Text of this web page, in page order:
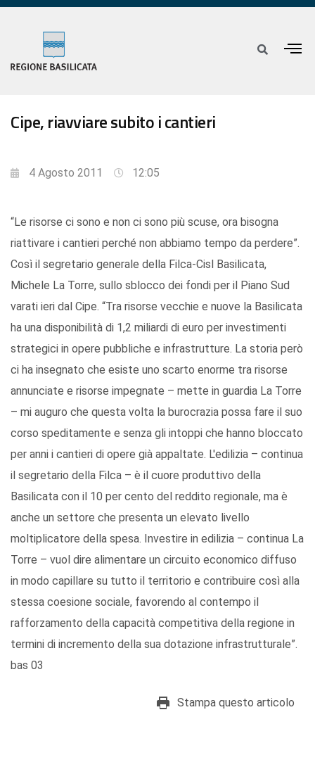
Cipe, riavviare subito i cantieri
4 Agosto 2011 12:05
“Le risorse ci sono e non ci sono più scuse, ora bisogna
riattivare i cantieri perché non abbiamo tempo da perdere”.
Così il segretario generale della Filca-Cisl Basilicata,
Michele La Torre, sullo sblocco dei fondi per il Piano Sud
varati ieri dal Cipe. “Tra risorse vecchie e nuove la Basilicata
ha una disponibilità di 1,2 miliardi di euro per investimenti
strategici in opere pubbliche e infrastrutture. La storia però
ci ha insegnato che esiste uno scarto enorme tra risorse
annunciate e risorse impegnate – mette in guardia La Torre
– mi auguro che questa volta la burocrazia possa fare il suo
corso speditamente e senza gli intoppi che hanno bloccato
per anni i cantieri di opere già appaltate. L'edilizia – continua
il segretario della Filca – è il cuore produttivo della
Basilicata con il 10 per cento del reddito regionale, ma è
anche un settore che presenta un elevato livello
moltiplicatore della spesa. Investire in edilizia – continua La
Torre – vuol dire alimentare un circuito economico diffuso
in modo capillare su tutto il territorio e contribuire così alla
stessa coesione sociale, favorendo al contempo il
rafforzamento della capacità competitiva della regione in
termini di incremento della sua dotazione infrastrutturale”.
bas 03
Stampa questo articolo